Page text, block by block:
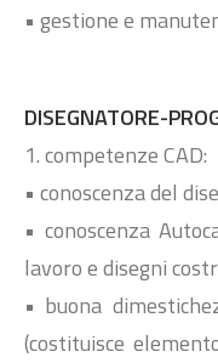
• gestione e
DISEGNATORE-
1. competenze CAD:
• conoscenza del
• conoscenza
lavoro e disegni
• buona
(costituisce